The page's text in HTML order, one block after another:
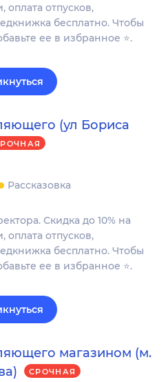
отпусков,
бесплатно. Чтобы
ее в избранное ⭐.
(ул Бориса
Рассказовка
Скидка до 10% на
отпусков,
бесплатно. Чтобы
ее в избранное ⭐.
магазином (м.
СРОЧНАЯ